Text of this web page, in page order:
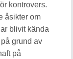
kontrovers.
åsikter om
blivit kända
grund av
på